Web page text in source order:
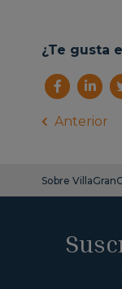
¿Te gusta
Anterior
Sobre